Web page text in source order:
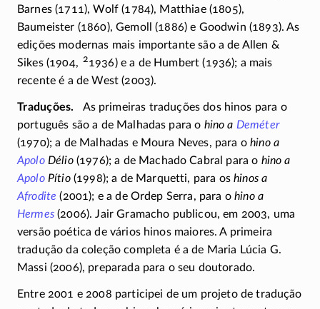
Barnes (1711), Wolf (1784), Matthiae (1805),
Baumeister (1860), Gemoll (1886) e Goodwin (1893). As
edições modernas mais importante são a de Allen &
Sikes (1904, 21936) e a de Humbert (1936); a mais
recente é a de West (2003).
Traduções
As primeiras traduções dos hinos para o
português são a de Malhadas para o hino a Deméter
(1970); a de Malhadas e Moura Neves, para ohino a
ApoloDélio(1976); a de Machado Cabral para o hino a
ApoloPítio(1998); a de Marquetti, para oshinos a
Afrodite (2001); e a de Ordep Serra, para ohino a
Hermes(2006). Jair Gramacho publicou, em 2003, uma
versão poética de vários hinos maiores. A primeira
tradução da coleção completa é a de Maria Lúcia G.
Massi (2006), preparada para o seu doutorado.
Entre 2001 e 2008 participei de um projeto de tradução